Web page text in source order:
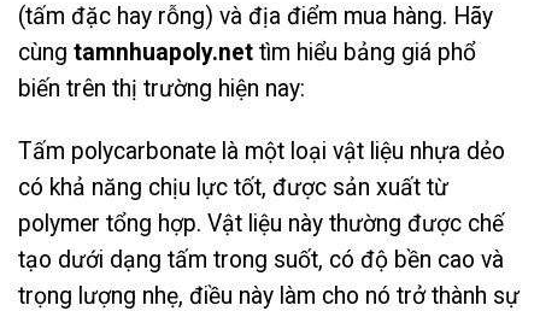
(tấm đặc hay rỗng) và địa điểm mua hàng. Hãy
cùng tamnhuapoly.net tìm hiểu bảng giá phổ
biến trên thị trường hiện nay:
Tấm polycarbonate là một loại vật liệu nhựa dẻo
có khả năng chịu lực tốt, được sản xuất từ
polymer tổng hợp. Vật liệu này thường được chế
tạo dưới dạng tấm trong suốt, có độ bền cao và
trọng lượng nhẹ, điều này làm cho nó trở thành sự